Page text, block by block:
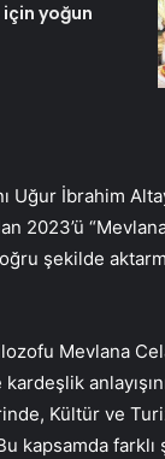
yoğun
İbrahim
2023’ü
şekilde
Mevlana
Kültür ve
kapsamda